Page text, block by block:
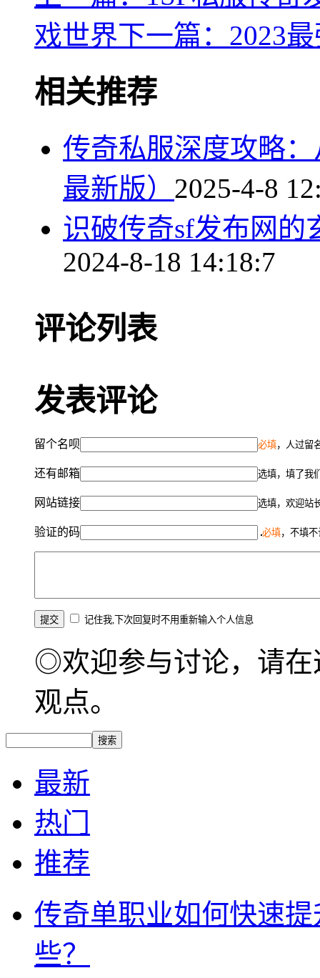
戏世界下一篇：2023
相关推荐
传奇私服深度攻略
最新版） 2025-4-8
识破传奇sf发布网的
2024-8-18 14:18:7
评论列表
发表评论
留个名呗 必填，人过留
还有邮箱 选填，填了我
网站链接 选填，欢迎站
验证的码 必填，不填
记住我,下次回复时不用重新输入个人信息
◎欢迎参与讨论，请在
观点。
最新
热门
推荐
传奇单职业如何快速
些？